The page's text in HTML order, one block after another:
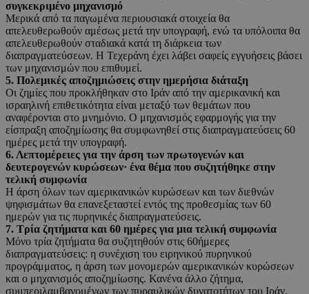
συγκεκριμένο μηχανισμό
Μερικά από τα παγωμένα περιουσιακά στοιχεία θα
απελευθερωθούν αμέσως μετά την υπογραφή, ενώ τα υπόλοιπα θα
απελευθερωθούν σταδιακά κατά τη διάρκεια των
διαπραγματεύσεων. Η Τεχεράνη έχει λάβει σαφείς εγγυήσεις βάσει
των μηχανισμών που επιθυμεί.
5. Πολεμικές αποζημιώσεις στην ημερήσια διάταξη
Οι ζημίες που προκλήθηκαν στο Ιράν από την αμερικανική και
ισραηλινή επιθετικότητα είναι μεταξύ των θεμάτων που
αναφέρονται στο μνημόνιο. Ο μηχανισμός εφαρμογής για την
είσπραξη αποζημίωσης θα συμφωνηθεί στις διαπραγματεύσεις 60
ημέρες μετά την υπογραφή.
6. Λεπτομέρειες για την άρση των πρωτογενών και
δευτερογενών κυρώσεων· ένα θέμα που συζητήθηκε στην
τελική συμφωνία
Η άρση όλων των αμερικανικών κυρώσεων και των διεθνών
ψηφισμάτων θα επανεξεταστεί εντός της προθεσμίας των 60
ημερών για τις πυρηνικές διαπραγματεύσεις.
7. Τρία ζητήματα και 60 ημέρες για μια τελική συμφωνία
Μόνο τρία ζητήματα θα συζητηθούν στις 60ήμερες
διαπραγματεύσεις: η συνέχιση του ειρηνικού πυρηνικού
προγράμματος, η άρση των μονομερών αμερικανικών κυρώσεων
και ο μηχανισμός αποζημίωσης. Κανένα άλλο ζήτημα,
συμπεριλαμβανομένων των πυραυλικών δυνατοτήτων του Ιράν,